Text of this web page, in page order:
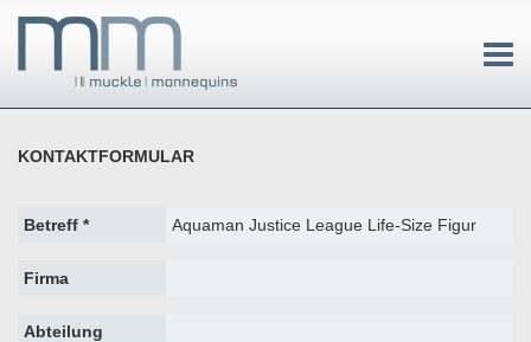
KONTAKTFORMULAR
Betreff *
Firma
Abteilung